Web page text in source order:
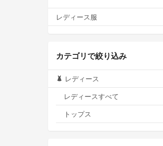
レディース服
カテゴリで絞り込み
レディース
レディースすべて
トップス